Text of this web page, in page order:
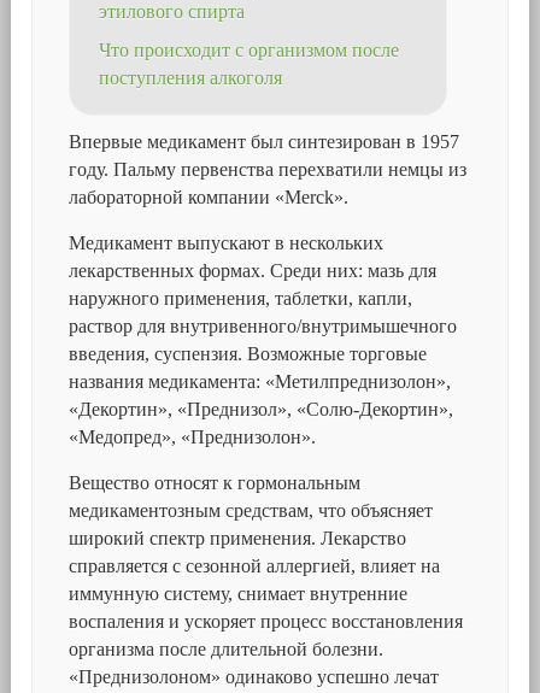
этилового спирта
Что происходит с организмом после
поступления алкоголя
Впервые медикамент был синтезирован в 1957
году. Пальму первенства перехватили немцы из
лабораторной компании «Merck».
Медикамент выпускают в нескольких
лекарственных формах. Среди них: мазь для
наружного применения, таблетки, капли,
раствор для внутривенного/внутримышечного
введения, суспензия. Возможные торговые
названия медикамента: «Метилпреднизолон»,
«Декортин», «Преднизол», «Солю-Декортин»,
«Медопред», «Преднизолон».
Вещество относят к гормональным
медикаментозным средствам, что объясняет
широкий спектр применения. Лекарство
справляется с сезонной аллергией, влияет на
иммунную систему, снимает внутренние
воспаления и ускоряет процесс восстановления
организма после длительной болезни.
«Преднизолоном» одинаково успешно лечат